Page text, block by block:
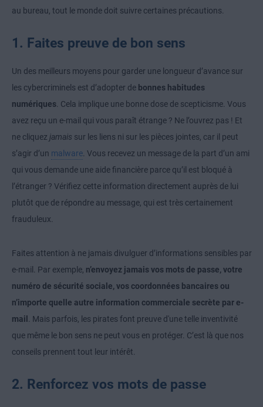
au bureau, tout le monde doit suivre certaines précautions.
1. Faites preuve de bon sens
Un des meilleurs moyens pour garder une longueur d’avance sur
les cybercriminels est d’adopter de bonnes habitudes
numériques. Cela implique une bonne dose de scepticisme. Vous
avez reçu un e-mail qui vous paraît étrange ? Ne l’ouvrez pas ! Et
ne cliquez jamais sur les liens ni sur les pièces jointes, car il peut
s’agir d’un malware. Vous recevez un message de la part d’un ami
qui vous demande une aide financière parce qu’il est bloqué à
l’étranger ? Vérifiez cette information directement auprès de lui
plutôt que de répondre au message, qui est très certainement
frauduleux.
Faites attention à ne jamais divulguer d’informations sensibles par
e-mail. Par exemple, n’envoyez jamais vos mots de passe, votre
numéro de sécurité sociale, vos coordonnées bancaires ou
n’importe quelle autre information commerciale secrète par e-
mail . Mais parfois, les pirates font preuve d'une telle inventivité
que même le bon sens ne peut vous en protéger. C’est là que nos
conseils prennent tout leur intérêt.
2. Renforcez vos mots de passe